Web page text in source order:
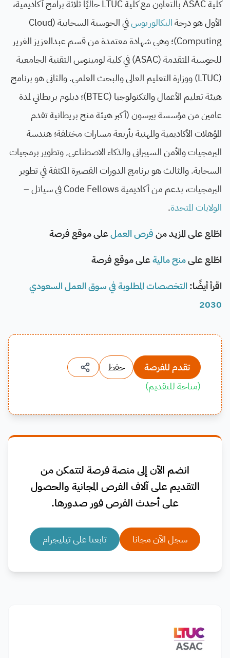
كلية ASAC بالتعاون مع كلية LTUC حاليًا ثلاثة برامج أكاديمية،
الأول هو درجةالبكالوريوس
في الحوسبة السحابية (Cloud
Computing)؛ وهي شهادة معتمدة من قسم عبدالعزيز الغرير
للحوسبة المتقدمة (ASAC) في كلية لومينوس التقنية الجامعية
(LTUC) ووزارة التعليم العالي والبحث العلمي. والثاني هو برنامج
هيئة تعليم الأعمال والتكنولوجيا (BTEC)؛ دبلوم بريطاني لمدة
عامين من مؤسسة بيرسون (أكبر هيئة منح بريطانية تقدم
المؤهلات الأكاديمية والمهنية بأربعة مسارات مختلفة؛ هندسة
البرمجيات والأمن السيبراني والذكاء الاصطناعي٬ وتطوير برمجيات
السحابة. والثالث هو برنامج الدورات القصيرة المكثفة في تطوير
البرمجيات، بدعم من أكاديمية Code Fellows في سياتل –
الولايات المتحدة.
اطّلع على المزيد منفرص العملعلى موقع فرصة
اطّلع علىمنح ماليةعلى موقع فرصة
اقرأ أيضًا: التخصصات المطلوبة في سوق العمل السعودي
2030
تقدم للفرصة
حفظ
(متاحة للتقديم)
انضم الآن إلى منصة فرصة لتتمكن من
التقديم على آلاف الفرص المجانية والحصول
على أحدث الفرص فور صدورها.
سجل الآن مجانا تابعنا على تيليجرام